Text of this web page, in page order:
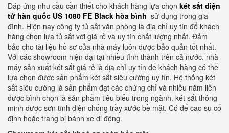
Đáp ứng nhu cầu cần thiết cho khách hàng lựa chọn két sắt điện
tử hàn quốc US 1080 FE Black hòa bình sử dụng trong gia
đình. Hiện nay công ty tủ sắt văn phòng là địa chỉ uy tín để khách
hàng chọn lựa tủ sắt với giá rẻ và uy tín chất lượng nhất. Đảm
bảo cho tài liệu hồ sơ của nhà máy luôn được bảo quản tốt nhất.
Với các showroom hiện đại tại nhiều tỉnh thành trên cả nước. nhà
máy sản xuất két sắt giá rẻ là địa chỉ uy tín để khách hàng có thể
lựa chọn được sản phẩm két sắt siêu cường uy tín. Hệ thống két
sắt siêu cường là sản phẩm đạt các chứng chỉ và nhiều năm liền
được bình chọn là sản phẩm tiêu biểu trong ngành. két sắt thông
minh được sơn tĩnh điện chống trầy xước bề mặt. Có đế cao su cố
định hoặc trang bị bánh xe di động.